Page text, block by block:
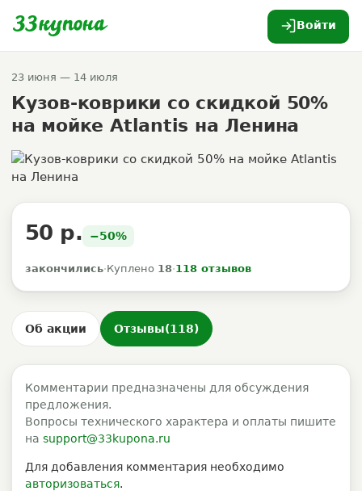
Войти
23 июня — 14 июля
Кузов-коврики со скидкой 50%
на мойке Atlantis на Ленина
50 р. −50%
закончились·Куплено 18·118 отзывов
Об акции Отзывы(118)
Комментарии предназначены для обсуждения
предложения.
Вопросы технического характера и оплаты пишите
на support@33kupona.ru
Для добавления комментария необходимо
авторизоваться.